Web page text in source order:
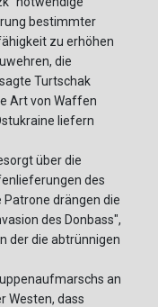
bestimmter
zu erhöhen
die
Turtschak
Art von Waffen
liefern
über die
des
Patrone drängen die
des Donbass",
der die abtrünnigen
an
Westen, dass